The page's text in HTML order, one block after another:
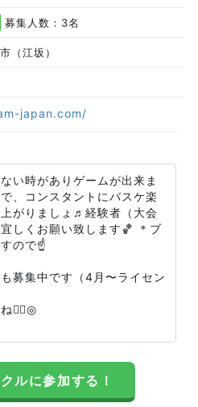
募集人数：3名
（江坂）
japan.com/
い時がありゲームが出来ま
、コンスタントにバスケ楽
がりましょ♬経験者（大会
しくお願い致します🏀 ＊ブ
ので☝️
募集中です（4月〜ライセン
🙆‍♀️◎
ルに参加する！